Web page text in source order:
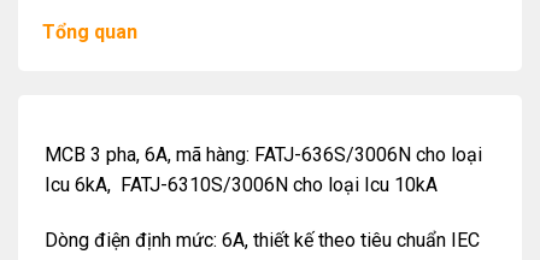
Tổng quan
MCB 3 pha, 6A, mã hàng: FATJ-636S/3006N cho loại
Icu 6kA, FATJ-6310S/3006N cho loại Icu 10kA
Dòng điện định mức: 6A, thiết kế theo tiêu chuẩn IEC